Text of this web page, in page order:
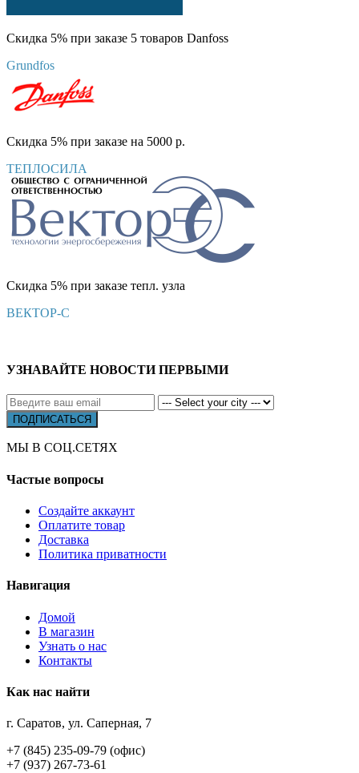
Скидка 5% при заказе 5 товаров Danfoss
Grundfos
Скидка 5% при заказе на 5000 р.
ТЕПЛОСИЛА
Скидка 5% при заказе тепл. узла
ВЕКТОР-С
УЗНАВАЙТЕ НОВОСТИ ПЕРВЫМИ
МЫ В СОЦ.СЕТЯХ
Частые вопросы
Создайте аккаунт
Оплатите товар
Доставка
Политика приватности
Навигация
Домой
В магазин
Узнать о нас
Контакты
Как нас найти
г. Саратов, ул. Саперная, 7
+7 (845) 235-09-79 (офис)
+7 (937) 267-73-61